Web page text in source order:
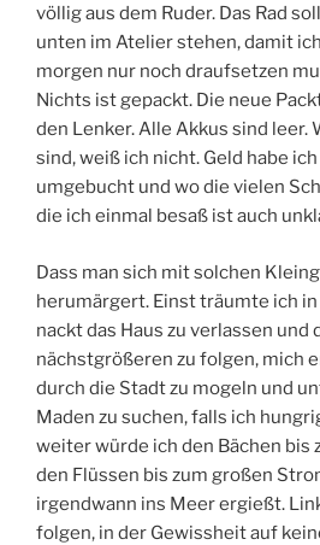
völlig aus dem Ruder. Das Rad
unten im Atelier stehen, damit
morgen nur noch draufsetzen
Nichts ist gepackt. Die neue
den Lenker. Alle Akkus sind leer.
sind, weiß ich nicht. Geld habe
umgebucht und wo die vielen
die ich einmal besaß ist auch
Dass man sich mit solchen
herumärgert. Einst träumte ich
nackt das Haus zu verlassen und
nächstgrößeren zu folgen, mich
durch die Stadt zu mogeln und
Maden zu suchen, falls ich
weiter würde ich den Bächen bis
den Flüssen bis zum großen
irgendwann ins Meer ergießt.
folgen, in der Gewissheit auf